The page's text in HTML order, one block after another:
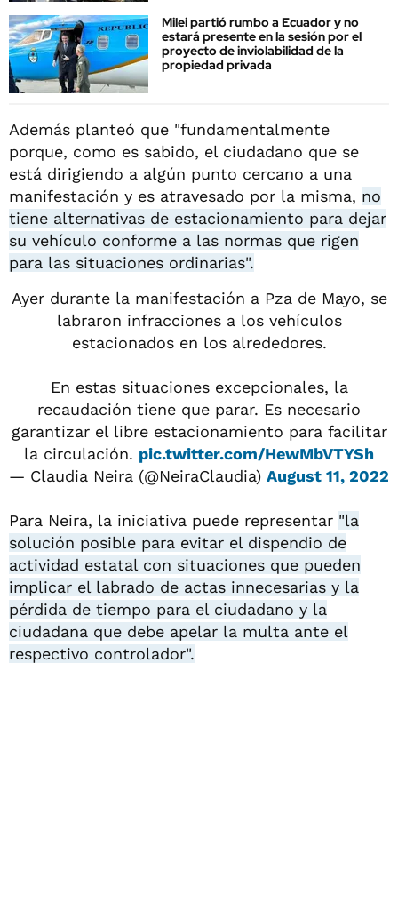
Milei partió rumbo a Ecuador y no
estará presente en la sesión por el
proyecto de inviolabilidad de la
propiedad privada
Además planteó que "fundamentalmente
porque, como es sabido, el ciudadano que se
está dirigiendo a algún punto cercano a una
manifestación y es atravesado por la misma, no
tiene alternativas de estacionamiento para dejar
su vehículo conforme a las normas que rigen
para las situaciones ordinarias".
Ayer durante la manifestación a Pza de Mayo, se
labraron infracciones a los vehículos
estacionados en los alrededores.
En estas situaciones excepcionales, la
recaudación tiene que parar. Es necesario
garantizar el libre estacionamiento para facilitar
la circulación. pic.twitter.com/HewMbVTYSh
— Claudia Neira (@NeiraClaudia) August 11, 2022
Para Neira, la iniciativa puede representar "la
solución posible para evitar el dispendio de
actividad estatal con situaciones que pueden
implicar el labrado de actas innecesarias y la
pérdida de tiempo para el ciudadano y la
ciudadana que debe apelar la multa ante el
respectivo controlador".